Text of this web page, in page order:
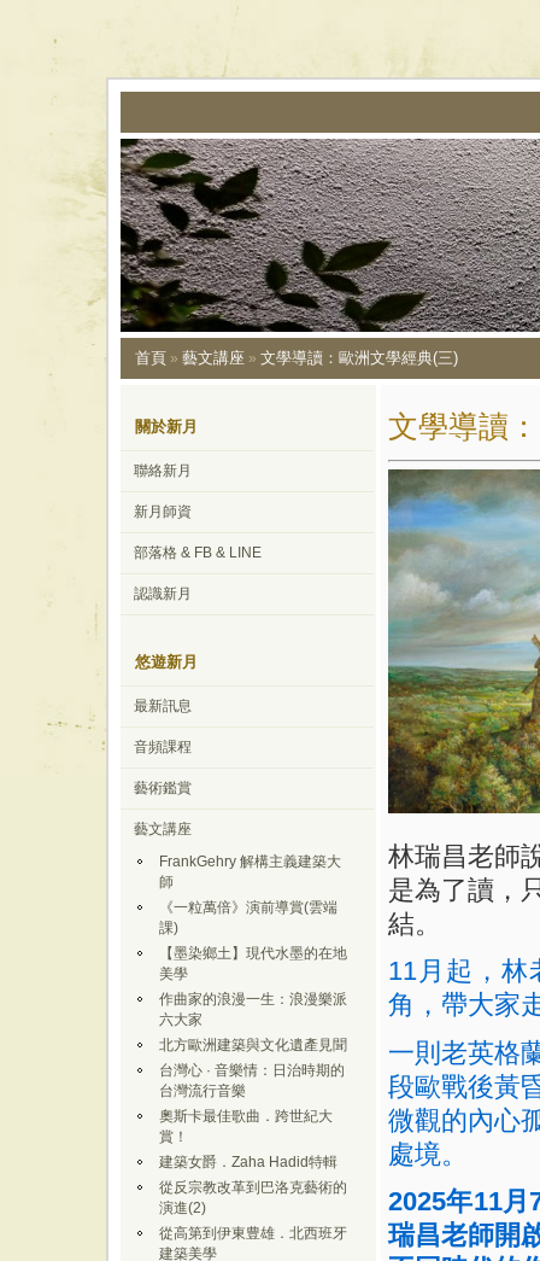
首頁 » 藝文講座 » 文學導讀：歐洲文學經典(三)
關於新月
聯絡新月
新月師資
部落格 & FB & LINE
認識新月
悠遊新月
最新訊息
音頻課程
藝術鑑賞
藝文講座
FrankGehry 解構主義建築大
師
《一粒萬倍》演前導賞(雲端
課)
【墨染鄉土】現代水墨的在地
美學
作曲家的浪漫一生：浪漫樂派
六大家
北方歐洲建築與文化遺產見聞
台灣心 · 音樂情：日治時期的
台灣流行音樂
奧斯卡最佳歌曲．跨世紀大
賞！
建築女爵．Zaha Hadid特輯
從反宗教改革到巴洛克藝術的
演進(2)
從高第到伊東豊雄．北西班牙
建築美學
文學導讀
林瑞昌老師
是為了讀，
結。
11月起，林
角，帶大家
一則老英格
段歐戰後黃
微觀的內心
處境。
2025年11月
瑞昌老師開